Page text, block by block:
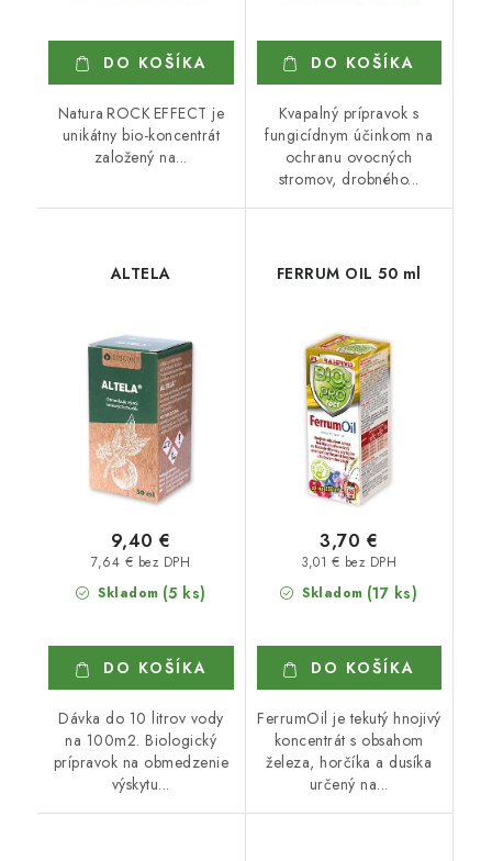
DO KOŠÍKA
Natura ROCK EFFECT je
unikátny bio-koncentrát
založený na...
DO KOŠÍKA
Kvapalný prípravok s
fungicídnym účinkom na
ochranu ovocných
stromov, drobného...
ALTELA
Skladom (5 ks)
7,64 € bez DPH
9,40 €
DO KOŠÍKA
Dávka do 10 litrov vody
na 100m2. Biologický
prípravok na obmedzenie
výskytu...
FERRUM OIL 50 ml
Skladom (17 ks)
3,01 € bez DPH
3,70 €
DO KOŠÍKA
FerrumOil je tekutý hnojivý
koncentrát s obsahom
železa, horčíka a dusíka
určený na...